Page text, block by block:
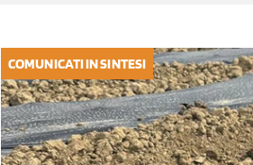
COMUNICATI IN SINTESI